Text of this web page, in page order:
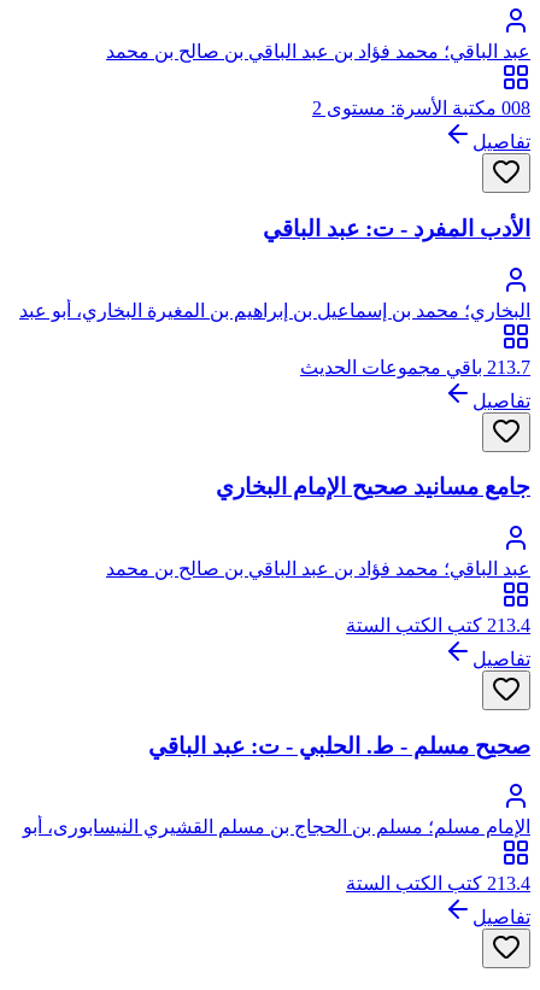
عبد الباقي؛ محمد فؤاد بن عبد الباقي بن صالح بن محمد
008 مكتبة الأسرة: مستوى 2
تفاصيل
الأدب المفرد - ت: عبد الباقي
البخاري؛ محمد بن إسماعيل بن إبراهيم بن المغيرة البخاري، أبو عبد
الله
213.7 باقي مجموعات الحديث
تفاصيل
جامع مسانيد صحيح الإمام البخاري
عبد الباقي؛ محمد فؤاد بن عبد الباقي بن صالح بن محمد
213.4 كتب الكتب الستة
تفاصيل
صحيح مسلم - ط. الحلبي - ت: عبد الباقي
الإمام مسلم؛ مسلم بن الحجاج بن مسلم القشيري النيسابورى، أبو
الحسين
213.4 كتب الكتب الستة
تفاصيل